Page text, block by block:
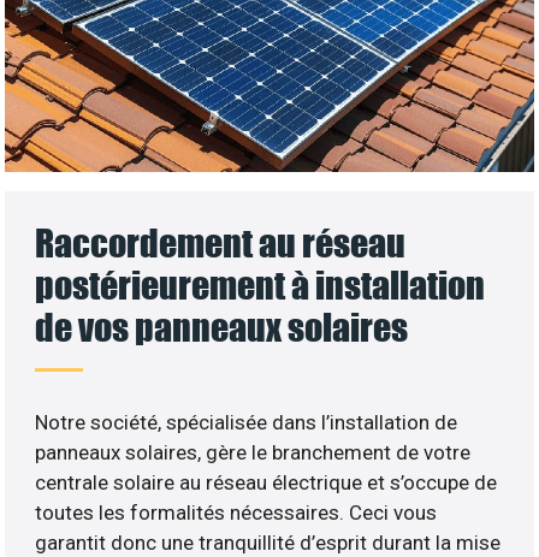
Raccordement au réseau
postérieurement à installation
de vos panneaux solaires
Notre société, spécialisée dans l’installation de
panneaux solaires, gère le branchement de votre
centrale solaire au réseau électrique et s’occupe de
toutes les formalités nécessaires. Ceci vous
garantit donc une tranquillité d’esprit durant la mise